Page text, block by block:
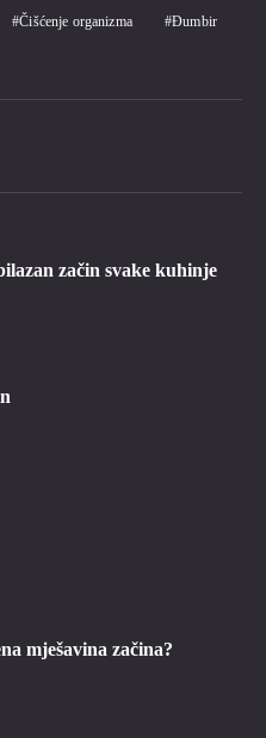
Čišćenje organizma Đumbir
začin svake kuhinje
mješavina začina?